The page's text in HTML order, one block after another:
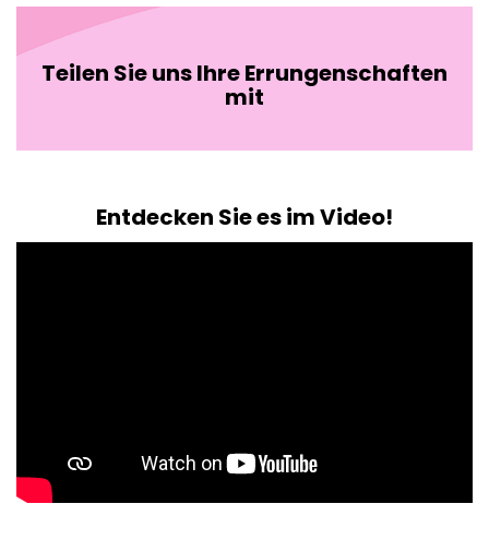
Teilen Sie uns Ihre Errungenschaften
mit
Entdecken Sie es im Video!